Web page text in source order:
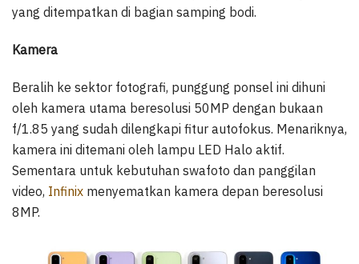
yang ditempatkan di bagian samping bodi.
Kamera
Beralih ke sektor fotografi, punggung ponsel ini dihuni
oleh kamera utama beresolusi 50MP dengan bukaan
f/1.85 yang sudah dilengkapi fitur autofokus. Menariknya,
kamera ini ditemani oleh lampu LED Halo aktif.
Sementara untuk kebutuhan swafoto dan panggilan
video, Infinix menyematkan kamera depan beresolusi
8MP.